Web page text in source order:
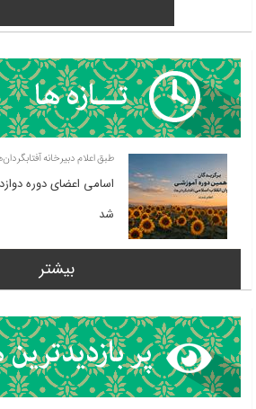
طبق اعلام دبیرخانه
اسامی اعضای دوره
شد
بیشتر